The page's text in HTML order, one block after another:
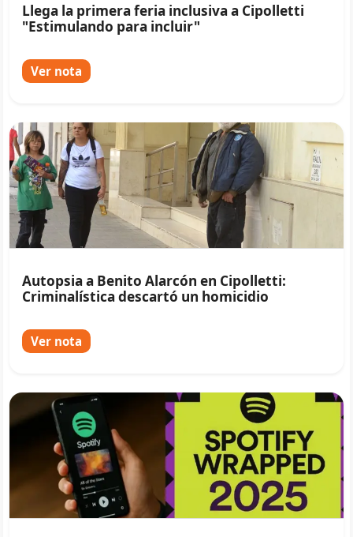
Llega la primera feria inclusiva a Cipolletti
"Estimulando para incluir"
Ver nota
Autopsia a Benito Alarcón en Cipolletti:
Criminalística descartó un homicidio
Ver nota